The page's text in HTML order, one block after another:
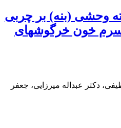
وحشی (بنه) بر چربی
سرم خون خرگوشهای
دکتر عبداله میرزایی، جعفر